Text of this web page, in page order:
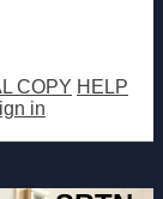
COPY HELP
in